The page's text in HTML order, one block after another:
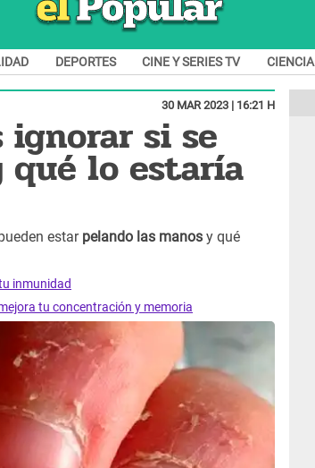
DEPORTES CINE Y SERIES TV CIENCIA
30 MAR 2023 | 16:21 H
ignorar si se
qué lo estaría
estarpelando las manos y qué
inmunidad
tu concentración y memoria